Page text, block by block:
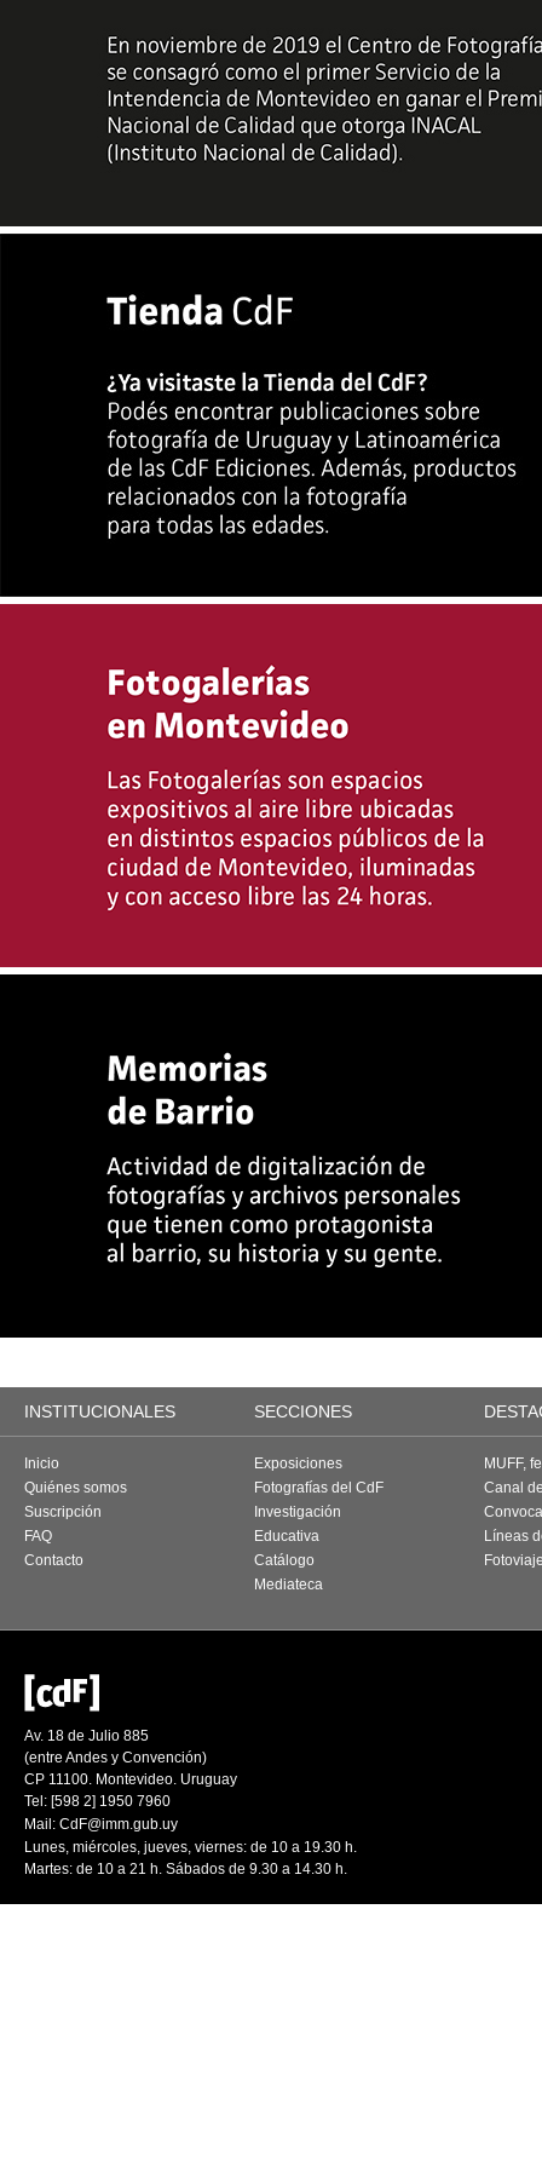
INSTITUCIONALES SECCIONES
Inicio
Quiénes somos
Suscripción
FAQ
Contacto
Exposiciones
Fotografías del CdF
Investigación
Educativa
Catálogo
Mediateca
MUFF,
Canal
Líneas
Av. 18 de Julio 885
(entre Andes y Convención)
CP 11100. Montevideo. Uruguay
Tel: [598 2] 1950 7960
Mail: CdF@imm.gub.uy
Lunes, miércoles, jueves, viernes: de 10 a 19.30 h.
Martes: de 10 a 21 h. Sábados de 9.30 a 14.30 h.